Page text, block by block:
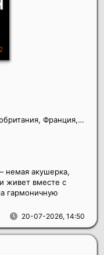
Нидерланды, Великобритания, Франция, Германия, Швеция, Бельгия
20-07-2026, 14:50
немая акушерка,
живет вместе с
гармоничную